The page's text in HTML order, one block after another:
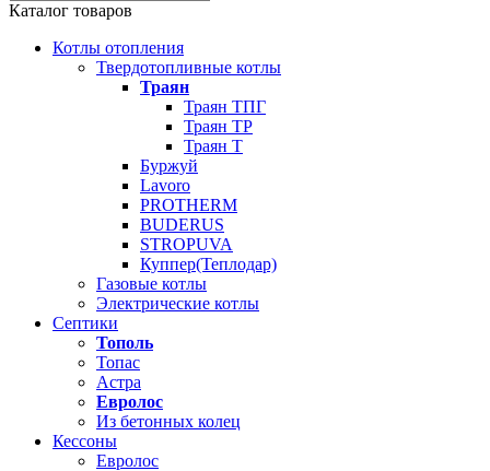
Каталог товаров
Котлы отопления
Твердотопливные котлы
Траян
Траян ТПГ
Траян ТР
Траян Т
Буржуй
Lavoro
PROTHERM
BUDERUS
STROPUVA
Куппер(Теплодар)
Газовые котлы
Электрические котлы
Септики
Тополь
Топас
Астра
Евролос
Из бетонных колец
Кессоны
Евролос